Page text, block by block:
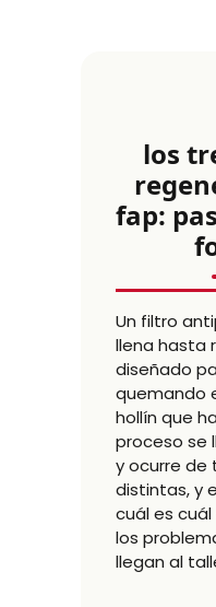
los
fap:
Un filtro
llena hasta
diseñado
quemando
hollín que
proceso se
y ocurre de
distintas, y
cuál es
los
llegan al